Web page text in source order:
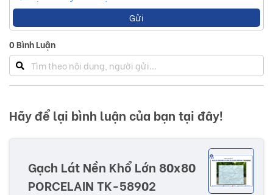
Gửi
0Bình Luận
Hãy để lại bình luận của bạn tại đây!
Gạch Lát Nền Khổ Lớn 80x80
PORCELAIN TK-58902